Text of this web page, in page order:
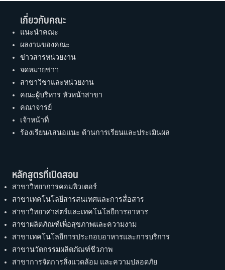
เกี่ยวกับคณะ
แนะนำคณะ
ผลงานของคณะ
ข่าวสารหน่วยงาน
จดหมายข่าว
สาขาวิชาและหน่วยงาน
คณะผู้บริหาร หัวหน้าสาขา
คณาจารย์
เจ้าหน้าที่
ร้องเรียน/เสนอแนะ ด้านการเรียนและประเมินผล
หลักสูตรที่เปิดสอน
สาขาวิทยาการคอมพิวเตอร์
สาขาเทคโนโลยีสารสนเทศและการสื่อสาร
สาขาวิทยาศาสตร์และเทคโนโลยีการอาหาร
สาขาผลิตภัณฑ์เพื่อสุขภาพและความงาม
สาขาเทคโนโลยีการประกอบอาหารและการบริการ
สาขานวัตกรรมผลิตภัณฑ์ชีวภาพ
สาขาการจัดการสิ่งแวดล้อม และความปลอดภัย